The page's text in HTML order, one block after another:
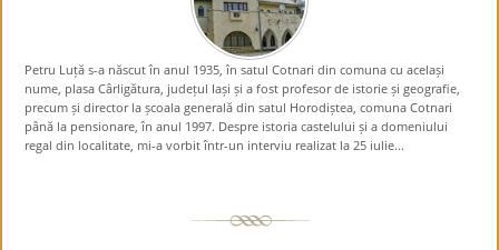
Petru Luță s-a născut în anul 1935, în satul Cotnari din comuna cu același
nume, plasa Cârligătura, județul Iași și a fost profesor de istorie și geografie,
precum și director la școala generală din satul Horodiștea, comuna Cotnari
până la pensionare, în anul 1997. Despre istoria castelului și a domeniului
regal din localitate, mi-a vorbit într-un interviu realizat la 25 iulie...